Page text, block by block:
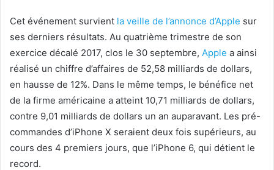
Cet événement survient la veille de l’annonce d’Apple sur
ses derniers résultats. Au quatrième trimestre de son
exercice décalé 2017, clos le 30 septembre, Apple a ainsi
réalisé un chiffre d’affaires de 52,58 milliards de dollars,
en hausse de 12%. Dans le même temps, le bénéfice net
de la firme américaine a atteint 10,71 milliards de dollars,
contre 9,01 milliards de dollars un an auparavant. Les pré-
commandes d’iPhone X seraient deux fois supérieurs, au
cours des 4 premiers jours, que l’iPhone 6, qui détient le
record.